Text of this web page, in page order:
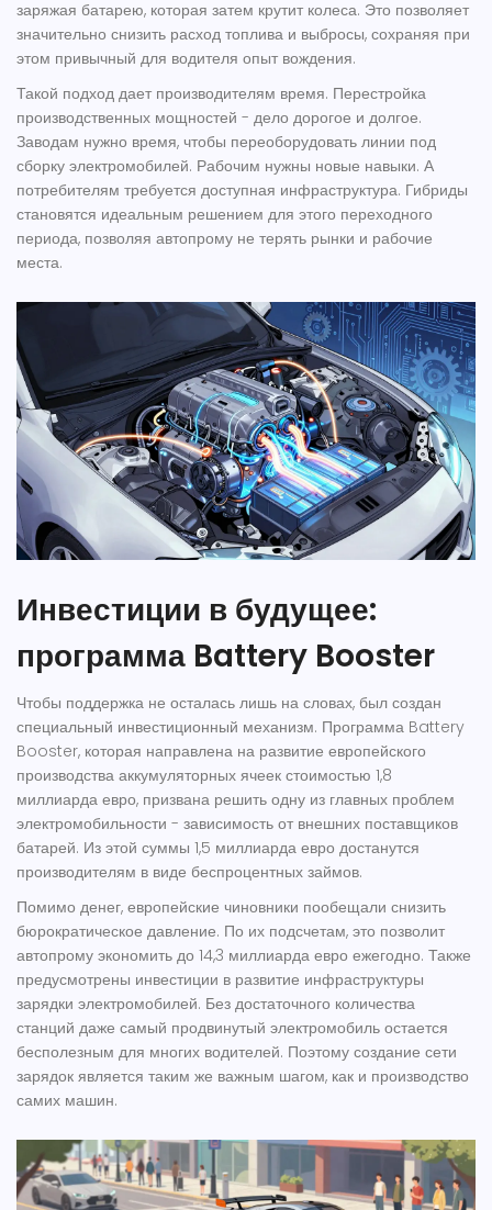
заряжая батарею, которая затем крутит колеса. Это позволяет
значительно снизить расход топлива и выбросы, сохраняя при
этом привычный для водителя опыт вождения.
Такой подход дает производителям время. Перестройка
производственных мощностей - дело дорогое и долгое.
Заводам нужно время, чтобы переоборудовать линии под
сборку электромобилей. Рабочим нужны новые навыки. А
потребителям требуется доступная инфраструктура. Гибриды
становятся идеальным решением для этого переходного
периода, позволяя автопрому не терять рынки и рабочие
места.
Инвестиции в будущее:
программа Battery Booster
Чтобы поддержка не осталась лишь на словах, был создан
специальный инвестиционный механизм. Программа Battery
Booster, которая направлена на развитие европейского
производства аккумуляторных ячеек стоимостью 1,8
миллиарда евро, призвана решить одну из главных проблем
электромобильности - зависимость от внешних поставщиков
батарей. Из этой суммы 1,5 миллиарда евро достанутся
производителям в виде беспроцентных займов.
Помимо денег, европейские чиновники пообещали снизить
бюрократическое давление. По их подсчетам, это позволит
автопрому экономить до 14,3 миллиарда евро ежегодно. Также
предусмотрены инвестиции в развитие инфраструктуры
зарядки электромобилей. Без достаточного количества
станций даже самый продвинутый электромобиль остается
бесполезным для многих водителей. Поэтому создание сети
зарядок является таким же важным шагом, как и производство
самих машин.